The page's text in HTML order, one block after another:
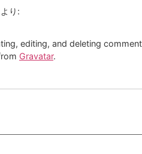
より:
editing, and deleting
Gravatar.